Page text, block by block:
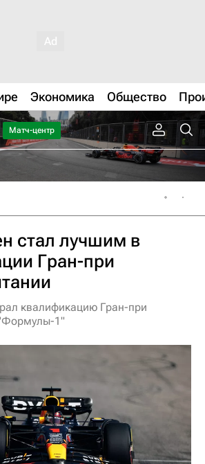
Экономика Общество
Матч-центр
стал лучшим в
Гран-при
квалификацию Гран-при
1"